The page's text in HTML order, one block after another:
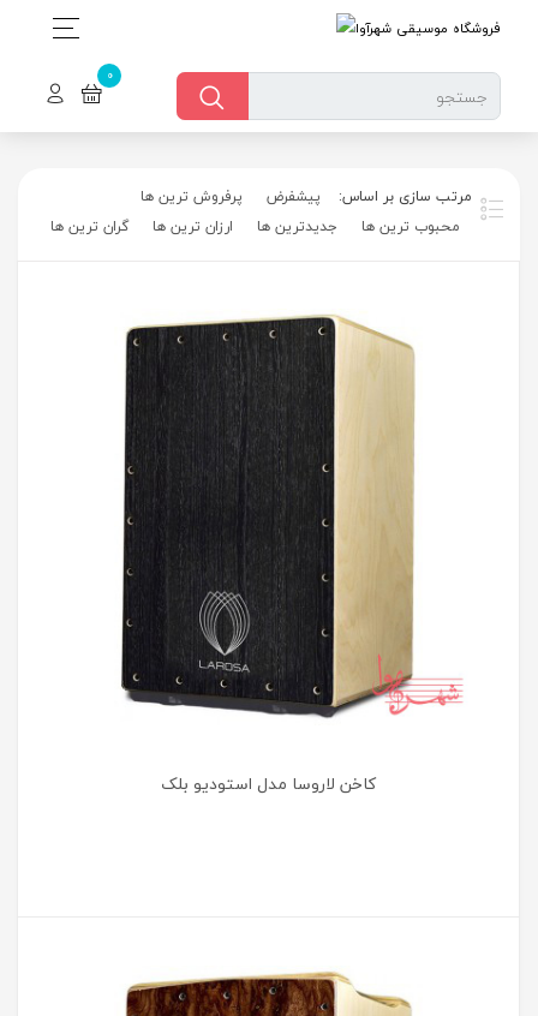
پیشفرض
پرفروش ترین ها
محبوب ترین ها
جدیدترین ها ارزان ترین ها گران ترین ها
کاخن لاروسا مدل استودیو بلک